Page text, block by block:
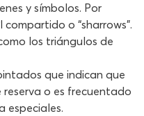
y símbolos. Por
o “sharrows”.
los triángulos de
que indican que
o es frecuentado
especiales.